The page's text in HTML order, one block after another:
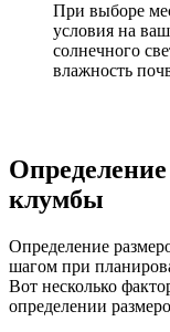
При выборе
условия на
солнечного
влажность
клумбы
Определение
шагом при
Вот несколько
определении